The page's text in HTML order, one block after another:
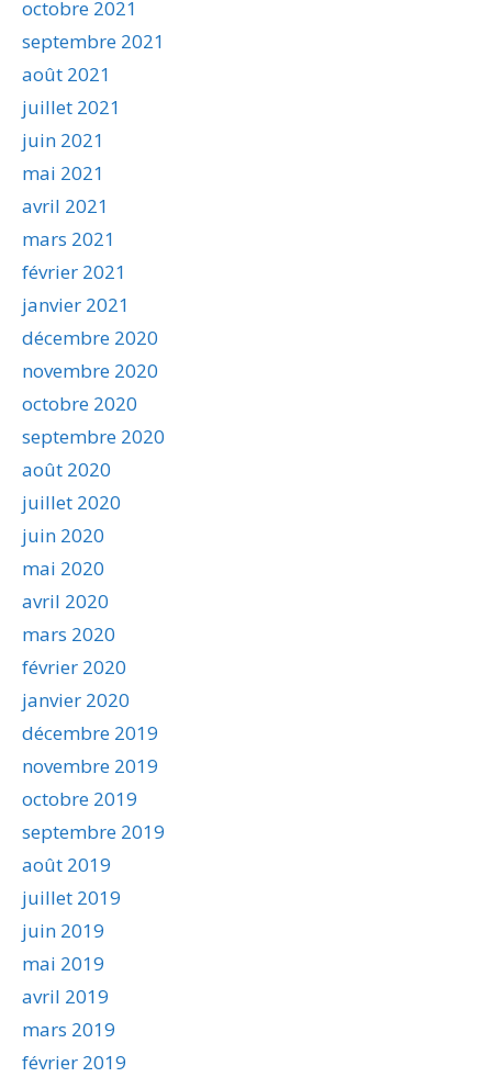
octobre 2021
septembre 2021
août 2021
juillet 2021
juin 2021
mai 2021
avril 2021
mars 2021
février 2021
janvier 2021
décembre 2020
novembre 2020
octobre 2020
septembre 2020
août 2020
juillet 2020
juin 2020
mai 2020
avril 2020
mars 2020
février 2020
janvier 2020
décembre 2019
novembre 2019
octobre 2019
septembre 2019
août 2019
juillet 2019
juin 2019
mai 2019
avril 2019
mars 2019
février 2019